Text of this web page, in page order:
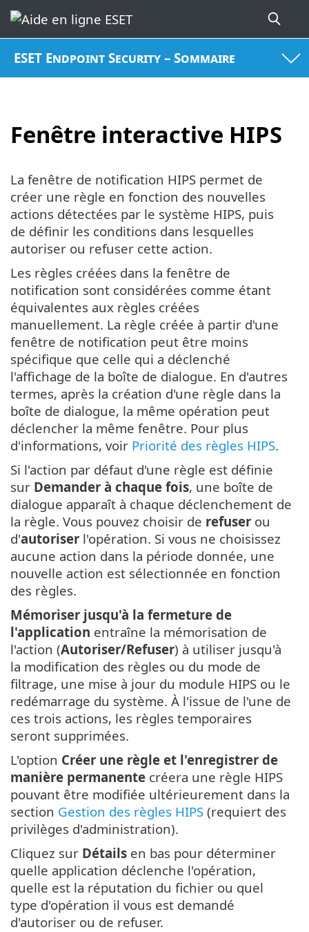
ESET Endpoint Security – Sommaire
Fenêtre interactive HIPS
La fenêtre de notification HIPS permet de
créer une règle en fonction des nouvelles
actions détectées par le système HIPS, puis
de définir les conditions dans lesquelles
autoriser ou refuser cette action.
Les règles créées dans la fenêtre de
notification sont considérées comme étant
équivalentes aux règles créées
manuellement. La règle créée à partir d'une
fenêtre de notification peut être moins
spécifique que celle qui a déclenché
l'affichage de la boîte de dialogue. En d'autres
termes, après la création d'une règle dans la
boîte de dialogue, la même opération peut
déclencher la même fenêtre. Pour plus
d'informations, voir Priorité des règles HIPS.
Si l'action par défaut d'une règle est définie
sur Demander à chaque fois, une boîte de
dialogue apparaît à chaque déclenchement de
la règle. Vous pouvez choisir de refuser ou
d'autoriser l'opération. Si vous ne choisissez
aucune action dans la période donnée, une
nouvelle action est sélectionnée en fonction
des règles.
Mémoriser jusqu'à la fermeture de
l'application entraîne la mémorisation de
l'action (Autoriser/Refuser) à utiliser jusqu'à
la modification des règles ou du mode de
filtrage, une mise à jour du module HIPS ou le
redémarrage du système. À l'issue de l'une de
ces trois actions, les règles temporaires
seront supprimées.
L'option Créer une règle et l'enregistrer de
manière permanente créera une règle HIPS
pouvant être modifiée ultérieurement dans la
section Gestion des règles HIPS (requiert des
privilèges d'administration).
Cliquez sur Détails en bas pour déterminer
quelle application déclenche l'opération,
quelle est la réputation du fichier ou quel
type d'opération il vous est demandé
d'autoriser ou de refuser.